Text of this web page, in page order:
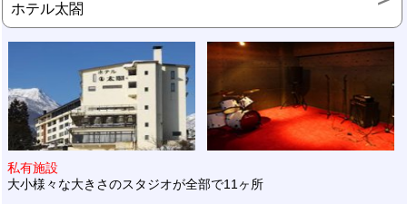
ホテル太閤
私有施設
大小様々な大きさのスタジオが全部で11ヶ所